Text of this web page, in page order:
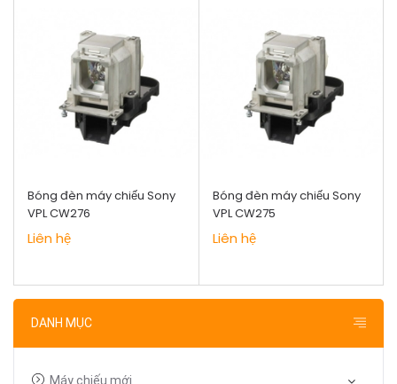
DANH MỤC
Máy chiếu mới
Bóng đèn máy chiếu Sony
VPL CW276
Liên hệ
Bóng đèn máy chiếu Sony
VPL CW275
Liên hệ